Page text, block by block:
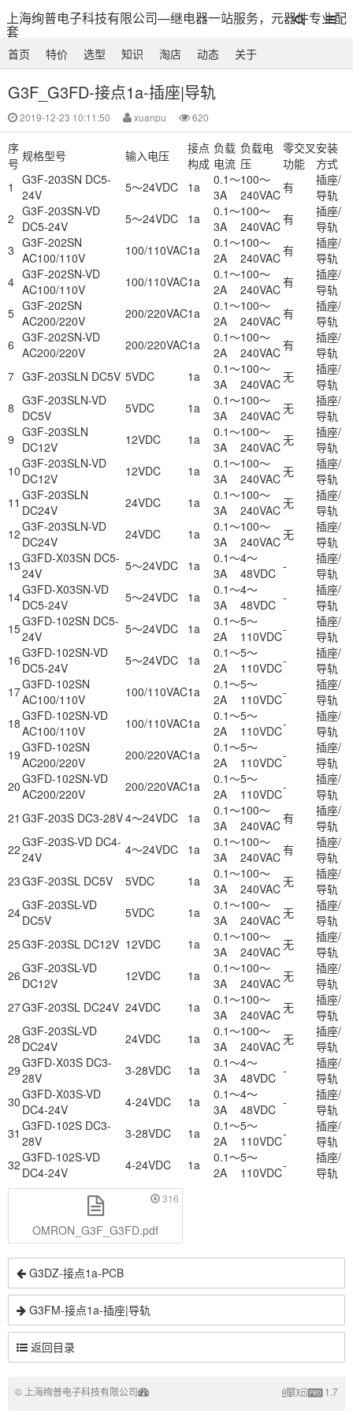
上海绚普电子科技有限公司—继电器一站服务，元器件专业配
套
首页 特价 选型 知识 淘店 动态 关于
G3F_G3FD-接点1a-插座|导轨
2019-12-23 10:11:50 xuanpu 620
序
号 规格型号 输入电压
接点
构成
负载
电流
负载电
压
零交叉
功能
安装
方式
1
G3F-203SN DC5-
24V
5～24VDC 1a
0.1～
3A
100～
240VAC有
插座/
导轨
2 G3F-203SN-VD
DC5-24V
5～24VDC 1a
0.1～
3A
100～
240VAC有
插座/
导轨
3 G3F-202SN
AC100/110V
100/110VAC1a
0.1～
2A
100～
240VAC有
插座/
导轨
4 G3F-202SN-VD
AC100/110V
100/110VAC1a
0.1～
2A
100～
240VAC有
插座/
导轨
5 G3F-202SN
AC200/220V
200/220VAC1a
0.1～
2A
100～
240VAC有
插座/
导轨
6 G3F-202SN-VD
AC200/220V
200/220VAC1a
0.1～
2A
100～
240VAC有
插座/
导轨
7 G3F-203SLN DC5V 5VDC 1a
0.1～
3A
100～
240VAC无
插座/
导轨
8 G3F-203SLN-VD
DC5V
5VDC 1a
0.1～
3A
100～
240VAC无
插座/
导轨
9 G3F-203SLN
DC12V
12VDC 1a
0.1～
3A
100～
240VAC无
插座/
导轨
10G3F-203SLN-VD
DC12V
12VDC 1a
0.1～
3A
100～
240VAC无
插座/
导轨
11 G3F-203SLN
DC24V
24VDC 1a
0.1～
3A
100～
240VAC无
插座/
导轨
12G3F-203SLN-VD
DC24V
24VDC 1a
0.1～
3A
100～
240VAC无
插座/
导轨
13G3FD-X03SN DC5-
24V
5～24VDC 1a
0.1～
3A
4～
48VDC -
插座/
导轨
14G3FD-X03SN-VD
DC5-24V
5～24VDC 1a
0.1～
3A
4～
48VDC -
插座/
导轨
15G3FD-102SN DC5-
24V
5～24VDC 1a
0.1～
2A
5～
110VDC-
插座/
导轨
16G3FD-102SN-VD
DC5-24V
5～24VDC 1a
0.1～
2A
5～
110VDC-
插座/
导轨
17G3FD-102SN
AC100/110V
100/110VAC1a
0.1～
2A
5～
110VDC-
插座/
导轨
18G3FD-102SN-VD
AC100/110V
100/110VAC1a
0.1～
2A
5～
110VDC-
插座/
导轨
19G3FD-102SN
AC200/220V
200/220VAC1a
0.1～
2A
5～
110VDC-
插座/
导轨
20G3FD-102SN-VD
AC200/220V
200/220VAC1a
0.1～
2A
5～
110VDC-
插座/
导轨
21 G3F-203S DC3-28V4～24VDC 1a
0.1～
3A
100～
240VAC有
插座/
导轨
22G3F-203S-VD DC4-
24V
4～24VDC 1a
0.1～
3A
100～
240VAC有
插座/
导轨
23G3F-203SL DC5V 5VDC 1a
0.1～
3A
100～
240VAC无
插座/
导轨
24G3F-203SL-VD
DC5V
5VDC 1a
0.1～
3A
100～
240VAC无
插座/
导轨
25G3F-203SL DC12V 12VDC 1a
0.1～
3A
100～
240VAC无
插座/
导轨
26G3F-203SL-VD
DC12V
12VDC 1a
0.1～
3A
100～
240VAC无
插座/
导轨
27G3F-203SL DC24V 24VDC 1a
0.1～
3A
100～
240VAC无
插座/
导轨
28G3F-203SL-VD
DC24V
24VDC 1a
0.1～
3A
100～
240VAC无
插座/
导轨
29G3FD-X03S DC3-
28V
3-28VDC 1a
0.1～
3A
4～
48VDC -
插座/
导轨
30G3FD-X03S-VD
DC4-24V
4-24VDC 1a
0.1～
3A
4～
48VDC -
插座/
导轨
31 G3FD-102S DC3-
28V
3-28VDC 1a
0.1～
2A
5～
110VDC-
插座/
导轨
32G3FD-102S-VD
DC4-24V
4-24VDC 1a
0.1～
2A
5～
110VDC-
插座/
导轨
OMRON_G3F_G3FD.pdf
316
G3DZ-接点1a-PCB
G3FM-接点1a-插座|导轨
返回目录
© 上海绚普电子科技有限公司 1.7